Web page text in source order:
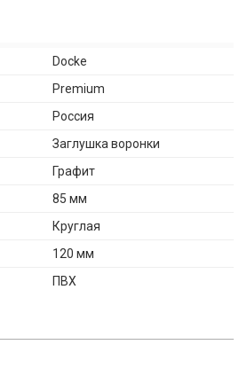
Docke
Premium
Россия
Заглушка воронки
Графит
85 мм
Круглая
120 мм
ПВХ